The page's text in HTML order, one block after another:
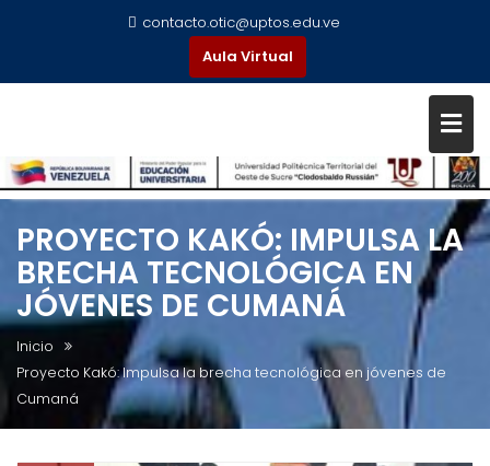
contacto.otic@uptos.edu.ve
Aula Virtual
PROYECTO KAKÓ: IMPULSA LA
BRECHA TECNOLÓGICA EN
JÓVENES DE CUMANÁ
Inicio
Proyecto Kakó: Impulsa la brecha tecnológica en jóvenes de
Cumaná